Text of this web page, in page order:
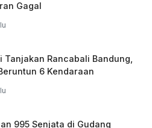
Gagal
Tanjakan Rancabali Bandung,
6 Kendaraan
995 Senjata di Gudang